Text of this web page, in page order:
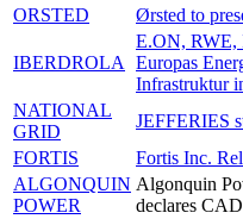
ORSTED
Ørsted to
IBERDROLA
E.ON, RWE,
Europas
Infrastruktur
NATIONAL
GRID
JEFFERIES
FORTIS
Fortis Inc.
ALGONQUIN
POWER
Algonquin
declares